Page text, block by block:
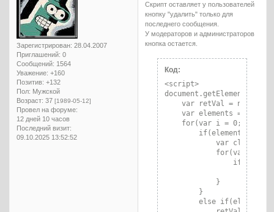
Зарегистрирован: 28.04.2007
Приглашений: 0
Сообщений: 1564
Уважение: +160
Позитив: +132
Пол: Мужской
Возраст: 37 [1989-05-12]
Провел на форуме:
12 дней 10 часов
Последний визит:
09.10.2025 13:52:52
Скрипт оставляет у пользователей
кнопку "удалить" только для
последнего сообщения.
У модераторов и администраторов
кнопка остается.
Код:
<script>
var retVal = new
var elements =
for(var i = 0;i <
var classes
for(var j =
            }
        }
else